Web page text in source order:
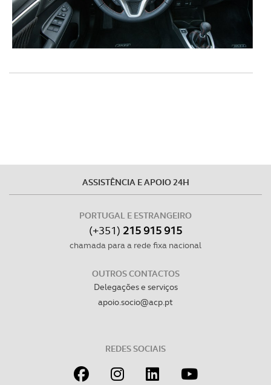
O ACP garantirá que as transferências internacionais de
dados pessoais serão realizadas apenas com o seu
consentimento e quando tal se afigure estritamente
necessário no contexto dos serviços a prestar.
ASSISTÊNCIA E APOIO 24H
PORTUGAL E ESTRANGEIRO
(+351) 215 915 915
chamada para a rede fixa nacional
OUTROS CONTACTOS
Delegações e serviços
apoio.socio@acp.pt
REDES SOCIAIS